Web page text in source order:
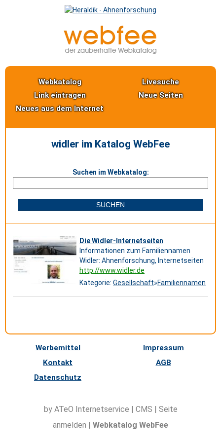
Webkatalog
Livesuche
Link eintragen
Neue Seiten
Neues aus dem Internet
widler im Katalog WebFee
Suchen im Webkatalog:
Die Widler-Internetseiten
Informationen zum Familiennamen
Widler: Ahnenforschung, Internetseiten
http://www.widler.de
Kategorie: Gesellschaft»Familiennamen
Werbemittel
Impressum
Kontakt
AGB
Datenschutz
by ATeO Internetservice | CMS | Seite
anmelden | Webkatalog WebFee